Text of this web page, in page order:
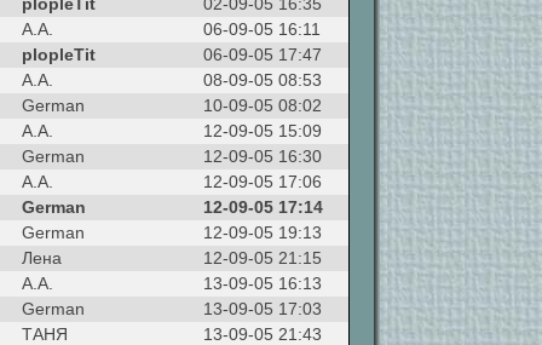
A.A.
06-09-05 16:11
plopleTit
06-09-05 17:47
A.A.
08-09-05 08:53
German
10-09-05 08:02
A.A.
12-09-05 15:09
German
12-09-05 16:30
A.A.
12-09-05 17:06
German
12-09-05 17:14
German
12-09-05 19:13
Лена
12-09-05 21:15
A.A.
13-09-05 16:13
German
13-09-05 17:03
ТАНЯ
13-09-05 21:43